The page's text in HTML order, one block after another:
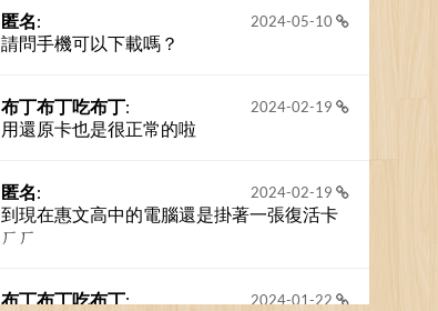
2024-05-10
匿名:
請問手機可以下載嗎？
2024-02-19
布丁布丁吃布丁:
用還原卡也是很正常的啦
2024-02-19
匿名:
到現在惠文高中的電腦還是掛著一張復活卡
ㄏㄏ
2024-01-22
布丁布丁吃布丁: